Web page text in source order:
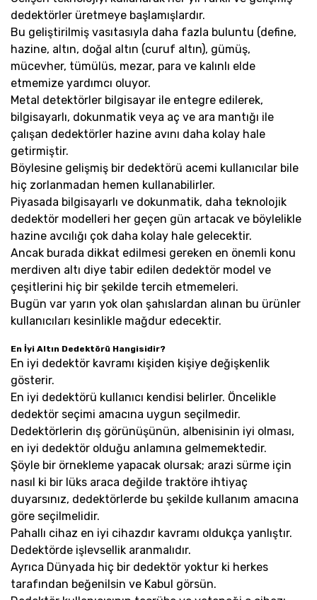
dedektörler üretmeye başlamışlardır.
Bu geliştirilmiş vasıtasıyla daha fazla buluntu (define,
hazine, altın, doğal altın (curuf altın), gümüş,
mücevher, tümülüs, mezar, para ve kalınlı elde
etmemize yardımcı oluyor.
Metal detektörler bilgisayar ile entegre edilerek,
bilgisayarlı, dokunmatik veya aç ve ara mantığı ile
çalışan dedektörler hazine avını daha kolay hale
getirmiştir.
Böylesine gelişmiş bir dedektörü acemi kullanıcılar bile
hiç zorlanmadan hemen kullanabilirler.
Piyasada bilgisayarlı ve dokunmatik, daha teknolojik
dedektör modelleri her geçen gün artacak ve böylelikle
hazine avcılığı çok daha kolay hale gelecektir.
Ancak burada dikkat edilmesi gereken en önemli konu
merdiven altı diye tabir edilen dedektör model ve
çeşitlerini hiç bir şekilde tercih etmemeleri.
Bugün var yarın yok olan şahıslardan alınan bu ürünler
kullanıcıları kesinlikle mağdur edecektir.
En İyi Altın Dedektörü Hangisidir?
En iyi dedektör kavramı kişiden kişiye değişkenlik
gösterir.
En iyi dedektörü kullanıcı kendisi belirler. Öncelikle
dedektör seçimi amacına uygun seçilmedir.
Dedektörlerin dış görünüşünün, albenisinin iyi olması,
en iyi dedektör olduğu anlamına gelmemektedir.
Şöyle bir örnekleme yapacak olursak; arazi sürme için
nasıl ki bir lüks araca değilde traktöre ihtiyaç
duyarsınız, dedektörlerde bu şekilde kullanım amacına
göre seçilmelidir.
Pahallı cihaz en iyi cihazdır kavramı oldukça yanlıştır.
Dedektörde işlevsellik aranmalıdır.
Ayrıca Dünyada hiç bir dedektör yoktur ki herkes
tarafından beğenilsin ve Kabul görsün.